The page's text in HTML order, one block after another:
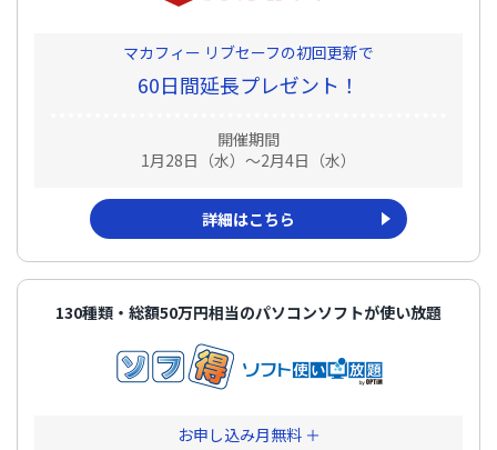
マカフィー リブセーフの初回更新で
60日間延長プレゼント！
開催期間
1月28日（水）～2月4日（水）
詳細はこちら
130種類・総額50万円相当のパソコンソフトが使い放題
お申し込み月無料 ＋